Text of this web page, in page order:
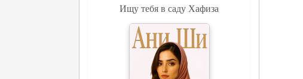
Ищу тебя в саду Хафиза